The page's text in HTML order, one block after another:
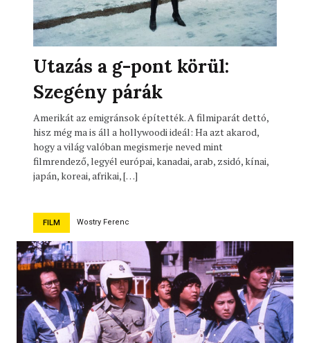
Utazás a g-pont körül:
Szegény párák
Amerikát az emigránsok építették. A filmiparát dettó,
hisz még ma is áll a hollywoodi ideál: Ha azt akarod,
hogy a világ valóban megismerje neved mint
filmrendező, legyél európai, kanadai, arab, zsidó, kínai,
japán, koreai, afrikai, […]
FILM Wostry Ferenc